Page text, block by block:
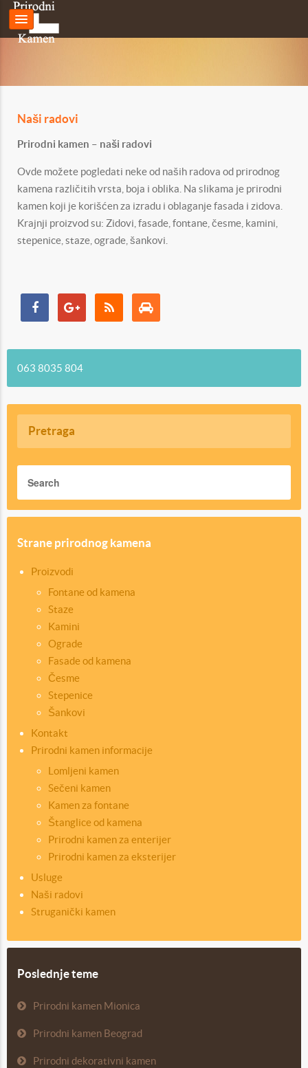
Naši radovi
Prirodni kamen – naši radovi
Ovde možete pogledati neke od naših radova od prirodnog
kamena različitih vrsta, boja i oblika. Na slikama je prirodni
kamen koji je korišćen za izradu i oblaganje fasada i zidova.
Krajnji proizvod su: Zidovi, fasade, fontane, česme, kamini,
stepenice, staze, ograde, šankovi.
063 8035 804
Pretraga
Strane prirodnog kamena
Proizvodi
Fontane od kamena
Staze
Kamini
Ograde
Fasade od kamena
Česme
Stepenice
Šankovi
Kontakt
Prirodni kamen informacije
Lomljeni kamen
Sečeni kamen
Kamen za fontane
Štanglice od kamena
Prirodni kamen za enterijer
Prirodni kamen za eksterijer
Usluge
Naši radovi
Struganički kamen
Poslednje teme
Prirodni kamen Mionica
Prirodni kamen Beograd
Prirodni dekorativni kamen